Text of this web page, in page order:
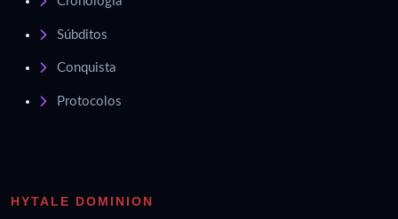
Súbditos
Conquista
Protocolos
HYTALE DOMINION